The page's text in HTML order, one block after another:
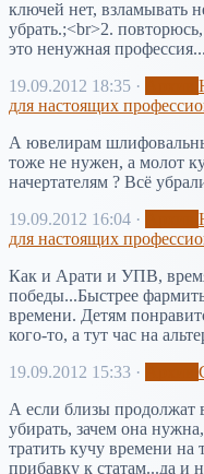
ключей нет, взламывать
убрать.;<br>2.
это ненужная
19.09.2012 18:35 ·
для настоящих
А ювелирам
тоже не нужен, а молот
начертателям ? Всё
19.09.2012 16:04 ·
для настоящих
Как и Арати и УПВ,
победы...Быстрее
времени. Детям
кого-то, а тут час на
19.09.2012 15:33 ·
А если близы продолжат
убирать, зачем она
тратить кучу времени
прибавку к статам...да и